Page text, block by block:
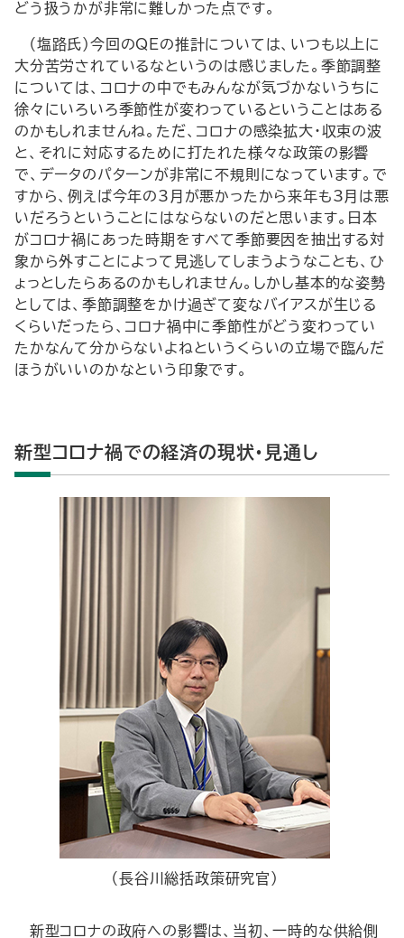
どう扱うかが非常に難しかった点です。―
（塩路氏）今回のQEの推計については、いつも以上に
大分苦労されているなというのは感じました。季節調整
については、コロナの中でもみんなが気づかないうちに
徐々にいろいろ季節性が変わっているということはある
のかもしれませんね。ただ、コロナの感染拡大・収束の波
と、それに対応するために打たれた様々な政策の影響
で、データのパターンが非常に不規則になっています。で
すから、例えば今年の3月が悪かったから来年も3月は悪
いだろうということにはならないのだと思います。日本
がコロナ禍にあった時期をすべて季節要因を抽出する対
象から外すことによって見逃してしまうようなことも、ひ
ょっとしたらあるのかもしれません。しかし基本的な姿勢
としては、季節調整をかけ過ぎて変なバイアスが生じる
くらいだったら、コロナ禍中に季節性がどう変わってい
たかなんて分からないよねというくらいの立場で臨んだ
ほうがいいのかなという印象です。
新型コロナ禍での経済の現状・見通し
（長谷川総括政策研究官）
―新型コロナの政府への影響は、当初、一時的な供給側